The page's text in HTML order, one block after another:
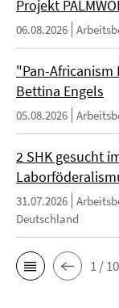
Projekt
06.08.2026
"Pan-Africanism
Bettina Engels
05.08.2026
2 SHK gesucht
31.07.2026
Deutschland
1 / 10